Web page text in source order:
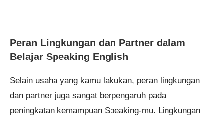
Peran Lingkungan dan Partner dalam
Belajar Speaking English
Selain usaha yang kamu lakukan, peran lingkungan
dan partner juga sangat berpengaruh pada
peningkatan kemampuan Speaking-mu. Lingkungan